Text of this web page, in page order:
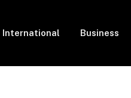
International Business